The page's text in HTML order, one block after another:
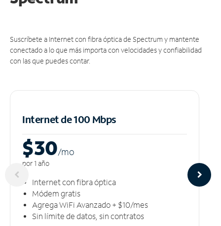
Suscríbete a Internet con fibra óptica de Spectrum y mantente
conectado a lo que más importa con velocidades y confiabilidad
con las que puedes contar.
Internet de 100 Mbps
$30/mo
por 1 año
Internet con fibra óptica
Módem gratis
Agrega WiFi Avanzado + $10/mes
Sin límite de datos, sin contratos